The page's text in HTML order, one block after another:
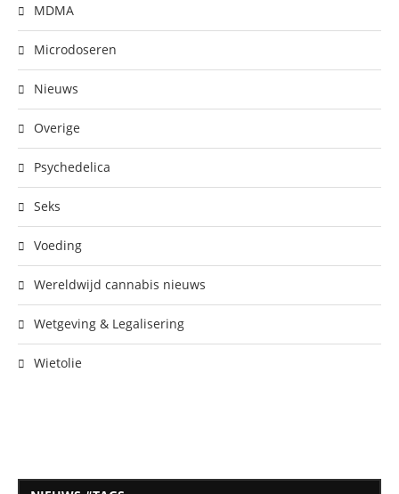
MDMA
Microdoseren
Nieuws
Overige
Psychedelica
Seks
Voeding
Wereldwijd cannabis nieuws
Wetgeving & Legalisering
Wietolie